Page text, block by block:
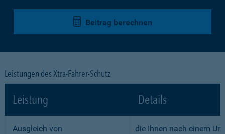
Beitrag berechnen
Leistungen des Xtra-Fahrer-Schutz
Leistung Details
Ausgleich von
die Ihnen nach einem